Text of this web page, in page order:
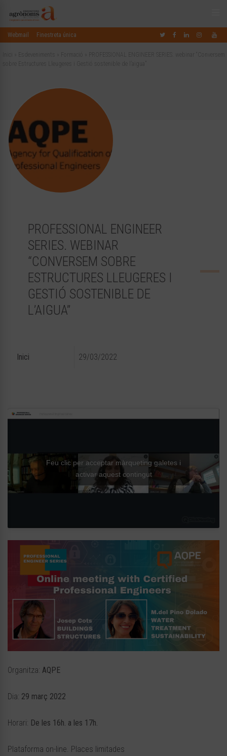
Webmail Finestreta única
PROFESSIONAL ENGINEER
SERIES. WEBINAR
“CONVERSEM SOBRE
ESTRUCTURES LLEUGERES I
GESTIÓ SOSTENIBLE DE
L’AIGUA”
Inici 29/03/2022
Feu clic per acceptar màrqueting galetes i
activar aquest contingut
Organitza: AQPE
Dia: 29 març 2022
Horari: De les 16h. a les 17h.
Plataforma on-line. Places limitades